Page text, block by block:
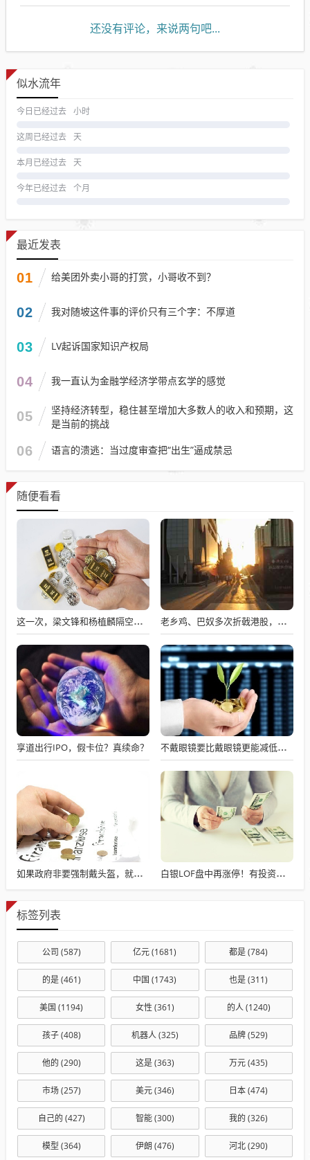
还没有评论，来说两句吧...
似水流年
今日已经过去 小时
这周已经过去 天
本月已经过去 天
今年已经过去 个月
最近发表
01 给美团外卖小哥的打赏，小哥收不到？
02 我对随坡这件事的评价只有三个字：不厚道
03 LV起诉国家知识产权局
04 我一直认为金融学经济学带点玄学的感觉
05
坚持经济转型，稳住甚至增加大多数人的收入和预期，这
是当前的挑战
06 语言的溃逃：当过度审查把“出生”逼成禁忌
随便看看
这一次，梁文锋和杨植麟隔空握手 老乡鸡、巴奴多次折戟港股，餐饮上市变难了吗？
享道出行IPO，假卡位？真续命？ 不戴眼镜要比戴眼镜更能减低近视度数
如果政府非要强制戴头盔，就得先让电动自行车有个放头盔的地方 白银LOF盘中再涨停！有投资者收到“异常交易”提醒 将被重点监控
标签列表
公司 (587) 亿元(1681) 都是(784)
的是(461) 中国 (1743) 也是(311)
美国 (1194) 女性 (361) 的人(1240)
孩子(408) 机器人(325) 品牌(529)
他的 (290) 这是(363) 万元(435)
市场(257) 美元(346) 日本(474)
自己的 (427) 智能(300) 我的 (326)
模型 (364) 伊朗 (476) 河北(290)